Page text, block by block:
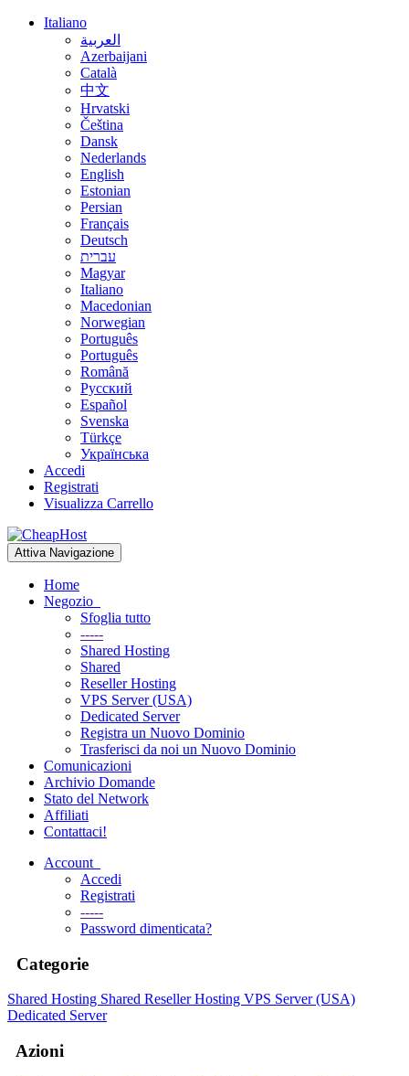
Italiano
العربية
Azerbaijani
Català
中文
Hrvatski
Čeština
Dansk
Nederlands
English
Estonian
Persian
Français
Deutsch
עברית
Magyar
Italiano
Macedonian
Norwegian
Português
Português
Română
Русский
Español
Svenska
Türkçe
Українська
Accedi
Registrati
Visualizza Carrello
Attiva Navigazione
Home
Negozio
Sfoglia tutto
-----
Shared Hosting
Shared
Reseller Hosting
VPS Server (USA)
Dedicated Server
Registra un Nuovo Dominio
Trasferisci da noi un Nuovo Dominio
Comunicazioni
Archivio Domande
Stato del Network
Affiliati
Contattaci!
Account
Accedi
Registrati
-----
Password dimenticata?
Categorie
Shared Hosting Shared Reseller Hosting VPS Server (USA)
Dedicated Server
Azioni